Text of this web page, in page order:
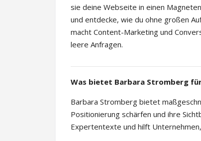
sie deine Webseite in einen
und entdecke, wie du ohne großen
macht Content-Marketing und
leere Anfragen.
Was bietet Barbara Stromberg
Barbara Stromberg bietet
Positionierung schärfen und ihre
Expertentexte und hilft